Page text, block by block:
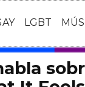
LGBT